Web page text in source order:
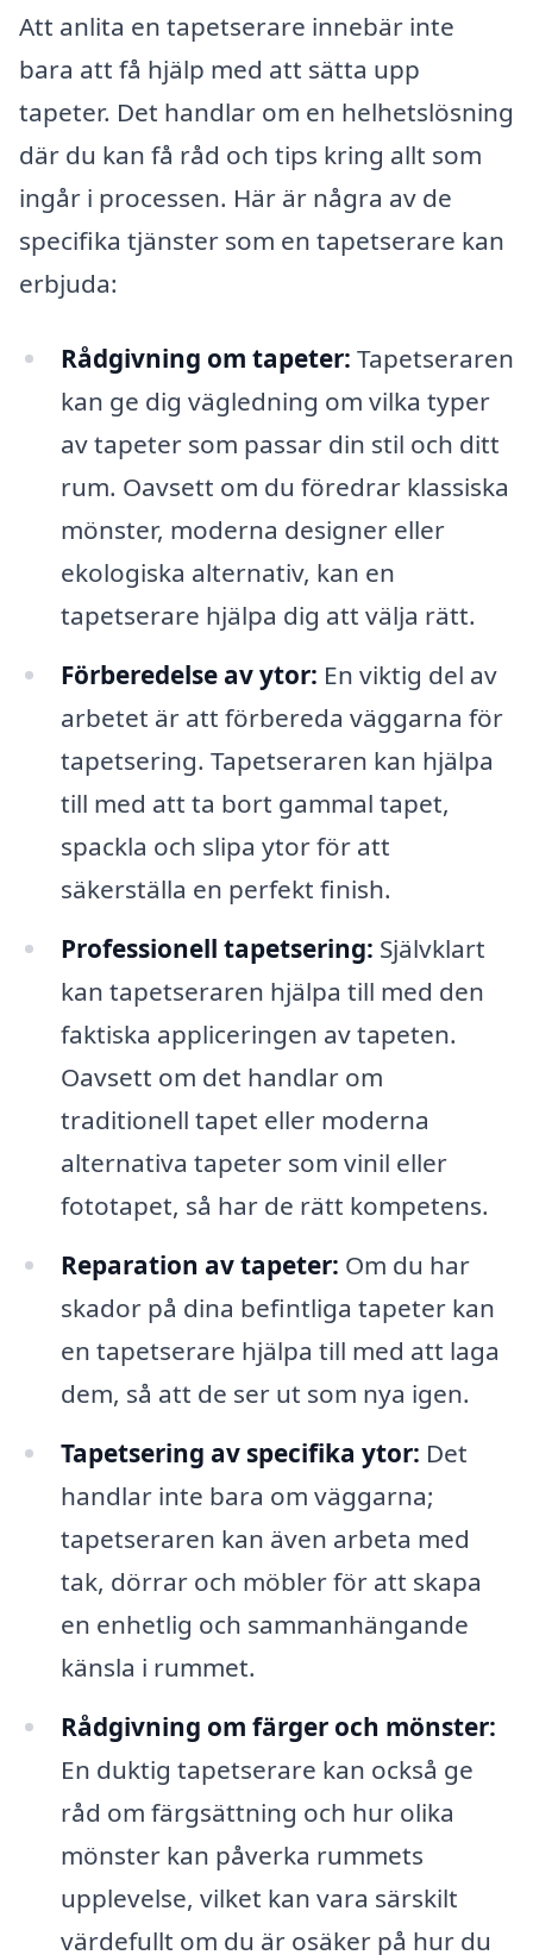
Att anlita en tapetserare innebär inte
bara att få hjälp med att sätta upp
tapeter. Det handlar om en helhetslösning
där du kan få råd och tips kring allt som
ingår i processen. Här är några av de
specifika tjänster som en tapetserare kan
erbjuda:
Rådgivning om tapeter: Tapetseraren
kan ge dig vägledning om vilka typer
av tapeter som passar din stil och ditt
rum. Oavsett om du föredrar klassiska
mönster, moderna designer eller
ekologiska alternativ, kan en
tapetserare hjälpa dig att välja rätt.
Förberedelse av ytor: En viktig del av
arbetet är att förbereda väggarna för
tapetsering. Tapetseraren kan hjälpa
till med att ta bort gammal tapet,
spackla och slipa ytor för att
säkerställa en perfekt finish.
Professionell tapetsering: Självklart
kan tapetseraren hjälpa till med den
faktiska appliceringen av tapeten.
Oavsett om det handlar om
traditionell tapet eller moderna
alternativa tapeter som vinil eller
fototapet, så har de rätt kompetens.
Reparation av tapeter: Om du har
skador på dina befintliga tapeter kan
en tapetserare hjälpa till med att laga
dem, så att de ser ut som nya igen.
Tapetsering av specifika ytor: Det
handlar inte bara om väggarna;
tapetseraren kan även arbeta med
tak, dörrar och möbler för att skapa
en enhetlig och sammanhängande
känsla i rummet.
Rådgivning om färger och mönster:
En duktig tapetserare kan också ge
råd om färgsättning och hur olika
mönster kan påverka rummets
upplevelse, vilket kan vara särskilt
värdefullt om du är osäker på hur du